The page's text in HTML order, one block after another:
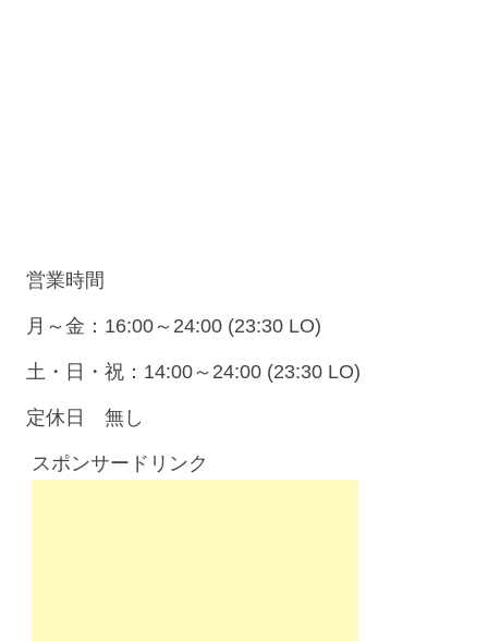
営業時間
月～金：16:00～24:00 (23:30 LO)
土・日・祝：14:00～24:00 (23:30 LO)
定休日 無し
スポンサードリンク